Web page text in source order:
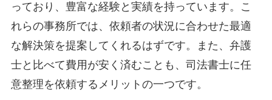
っており、豊富な経験と実績を持っています。こ
れらの事務所では、依頼者の状況に合わせた最適
な解決策を提案してくれるはずです。また、弁護
士と比べて費用が安く済むことも、司法書士に任
意整理を依頼するメリットの一つです。